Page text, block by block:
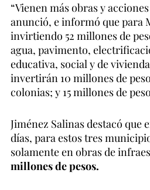
“Vienen más obras y
anunció, e informó que para
invirtiendo 52 millones de
agua, pavimento,
educativa, social y de
invertirán 10 millones de
colonias; y 15 millones de
Jiménez Salinas destacó que
días, para estos tres
solamente en obras de
millones de pesos.